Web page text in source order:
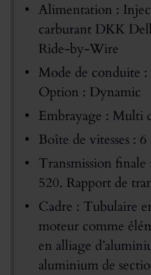
Alimentation :
carburant DKK
Ride-by-Wire
Mode de conduite
Option : Dynamic
Embrayage : Multi
Boîte de vitesses :
Transmission
520. Rapport de
Cadre : Tubulaire
moteur comme
en alliage
aluminium de